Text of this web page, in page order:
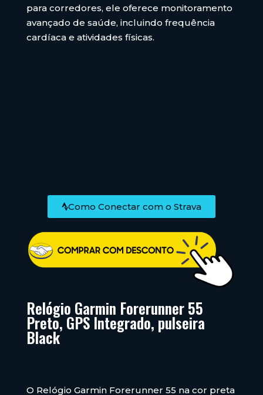
para corredores, ele oferece monitoramento
avançado de saúde, incluindo frequência
cardíaca e atividades físicas.
Como Conectar com o Strava
Relógio Garmin Forerunner 55
Preto, GPS Integrado, pulseira
Black
O Relógio Garmin Forerunner 55 na cor preta